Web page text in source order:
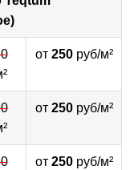
от 250руб/м²
от 250руб/м²
от 250руб/м²